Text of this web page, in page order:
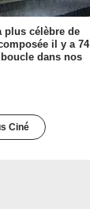
plus célèbre de
il y a 74
dans nos
Ciné